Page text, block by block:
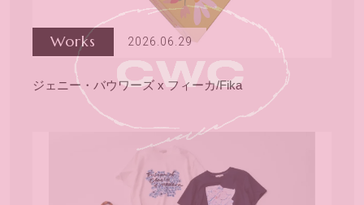
Works 2026.06.29
ジェニー・バウワーズ x フィーカ/Fika